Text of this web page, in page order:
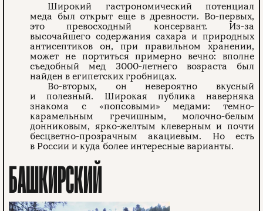
Широкий гастрономический потенциал
меда был открыт еще в древности. Во-первых,
это превосходный консервант. Из-за
высочайшего содержания сахара и природных
антисептиков он, при правильном хранении,
может не портиться примерно вечно: вполне
съедобный мед 3000-летнего возраста был
найден в египетских гробницах.
Во-вторых, он невероятно вкусный
и полезный. Широкая публика наверняка
знакома с «попсовыми» медами: темно-
карамельным гречишным, молочно-белым
донниковым, ярко-желтым клеверным и почти
бесцветно-прозрачным акациевым. Но есть
в России и куда более интересные варианты.
БАШКИРСКИЙ